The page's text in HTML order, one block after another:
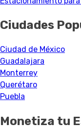
Ciudades
Ciudad de México
Guadalajara
Monterrey
Querétaro
Puebla
Monetiza tu